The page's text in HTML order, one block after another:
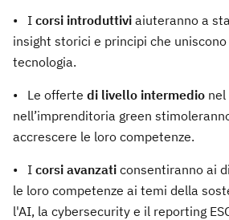
• I corsi introduttivi aiuteranno a
insight storici e principi che
tecnologia.
• Le offerte di livello intermedio nel
nell’imprenditoria green
accrescere le loro competenze.
• I corsi avanzati consentiranno ai
le loro competenze ai temi della
l'AI, la cybersecurity e il reporting